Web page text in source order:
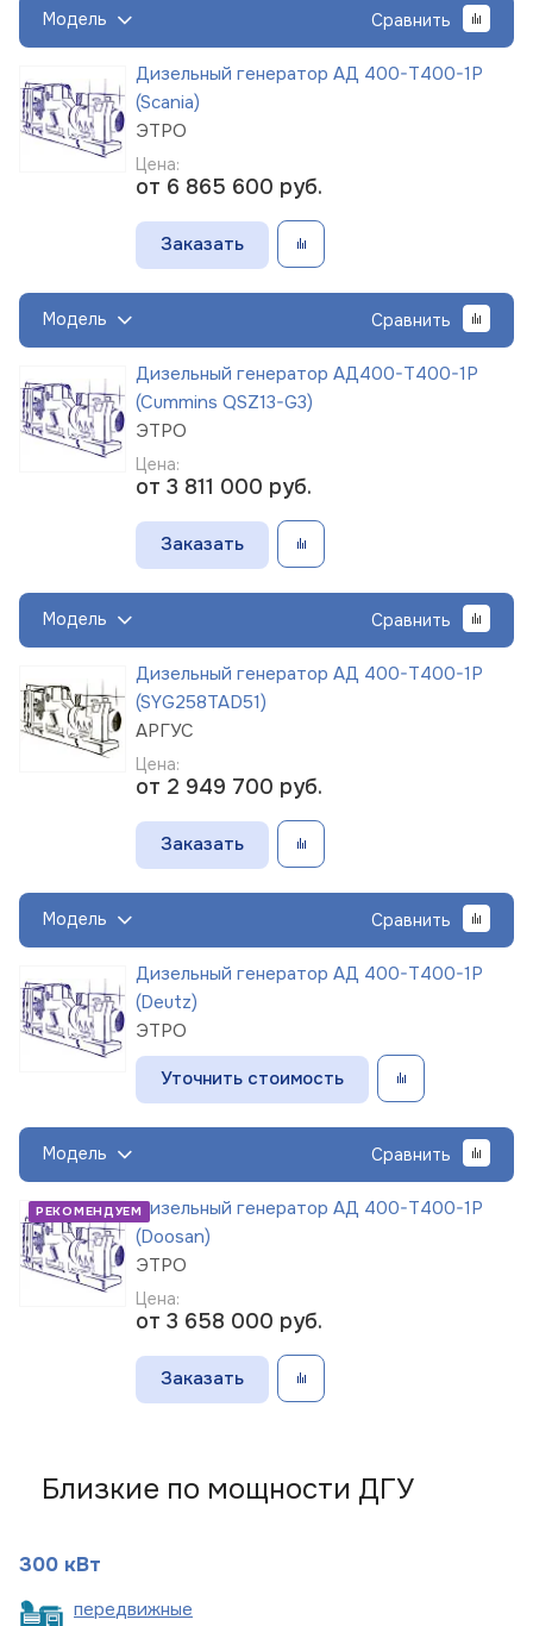
Модель Сравнить
Дизельный генератор АД 400-Т400-1Р
(Scania)
ЭТРО
Цена:
от 6 865 600 руб.
Заказать
Модель Сравнить
Дизельный генератор АД400-Т400-1Р
(Cummins QSZ13-G3)
ЭТРО
Цена:
от 3 811 000 руб.
Заказать
Модель Сравнить
Дизельный генератор АД 400-Т400-1Р
(SYG258TAD51)
АРГУС
Цена:
от 2 949 700 руб.
Заказать
Модель Сравнить
Дизельный генератор АД 400-Т400-1Р
(Deutz)
ЭТРО
Уточнить стоимость
Модель Сравнить
РЕКОМЕНДУЕМДизельный генератор АД 400-Т400-1Р
(Doosan)
ЭТРО
Цена:
от 3 658 000 руб.
Заказать
Близкие по мощности ДГУ
300 кВт
передвижные